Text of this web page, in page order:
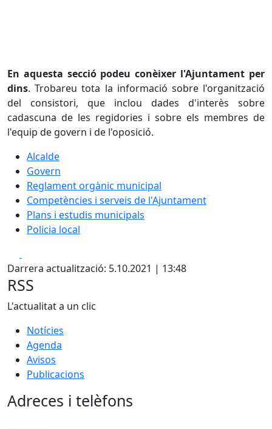
En aquesta secció podeu conèixer l'Ajuntament per
dins. Trobareu tota la informació sobre l'organització
del consistori, que inclou dades d'interès sobre
cadascuna de les regidories i sobre els membres de
l'equip de govern i de l'oposició.
Alcalde
Govern
Reglament orgànic municipal
Competències i serveis de l'Ajuntament
Plans i estudis municipals
Policia local
Darrera actualització: 5.10.2021 | 13:48
RSS
L'actualitat a un clic
Notícies
Agenda
Avisos
Publicacions
Adreces i telèfons